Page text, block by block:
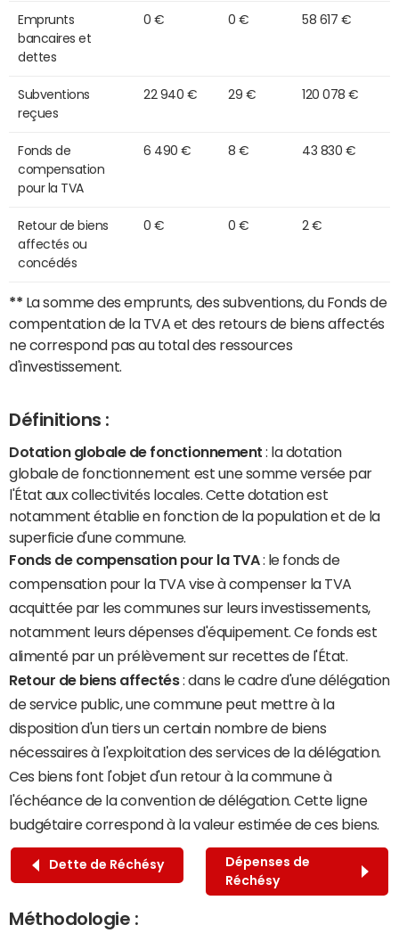
Emprunts
bancaires et
dettes
0 € 0 € 58 617 €
Subventions
reçues
22 940 € 29 € 120 078 €
Fonds de
compensation
pour la TVA
6 490 € 8 € 43 830 €
Retour de biens
affectés ou
concédés
0 € 0 € 2 €
** La somme des emprunts, des subventions, du Fonds de
compentation de la TVA et des retours de biens affectés
ne correspond pas au total des ressources
d'investissement.
Définitions :
Dotation globale de fonctionnement : la dotation
globale de fonctionnement est une somme versée par
l'État aux collectivités locales. Cette dotation est
notamment établie en fonction de la population et de la
superficie d'une commune.
Fonds de compensation pour la TVA: le fonds de
compensation pour la TVA vise à compenser la TVA
acquittée par les communes sur leurs investissements,
notamment leurs dépenses d'équipement. Ce fonds est
alimenté par un prélèvement sur recettes de l'État.
Retour de biens affectés: dans le cadre d'une délégation
de service public, une commune peut mettre à la
disposition d'un tiers un certain nombre de biens
nécessaires à l'exploitation des services de la délégation.
Ces biens font l'objet d'un retour à la commune à
l'échéance de la convention de délégation. Cette ligne
budgétaire correspond à la valeur estimée de ces biens.
Dette de Réchésy
Dépenses de
Réchésy
Méthodologie :